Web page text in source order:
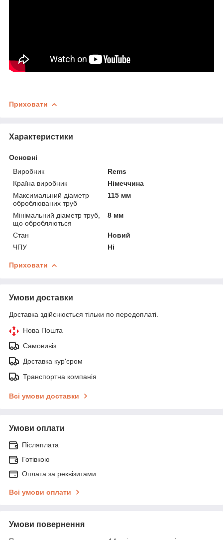
Приховати
Характеристики
Основні
Виробник
Rems
Країна виробник
Німеччина
Максимальний діаметр
оброблюваних труб
115 мм
Мінімальний діаметр труб,
що обробляються
8 мм
Стан
Новий
ЧПУ
Ні
Приховати
Умови доставки
Доставка здійснюється тільки по передоплаті.
Нова Пошта
Самовивіз
Доставка кур'єром
Транспортна компанія
Всі умови доставки
Умови оплати
Післяплата
Готівкою
Оплата за реквізитами
Всі умови оплати
Умови повернення